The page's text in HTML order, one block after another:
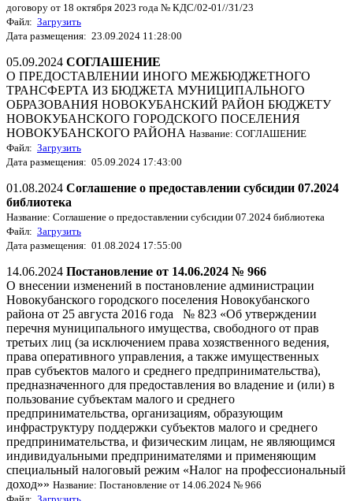
договору от 18 октября 2023 года № КДС/02-01//31/23
Файл: Загрузить
Дата размещения: 23.09.2024 11:28:00
05.09.2024 СОГЛАШЕНИЕ
О ПРЕДОСТАВЛЕНИИ ИНОГО МЕЖБЮДЖЕТНОГО
ТРАНСФЕРТА ИЗ БЮДЖЕТА МУНИЦИПАЛЬНОГО
ОБРАЗОВАНИЯ НОВОКУБАНСКИЙ РАЙОН БЮДЖЕТУ
НОВОКУБАНСКОГО ГОРОДСКОГО ПОСЕЛЕНИЯ
НОВОКУБАНСКОГО РАЙОНА Название: СОГЛАШЕНИЕ
Файл: Загрузить
Дата размещения: 05.09.2024 17:43:00
01.08.2024 Соглашение о предоставлении субсидии 07.2024
библиотека
Название: Соглашение о предоставлении субсидии 07.2024 библиотека
Файл: Загрузить
Дата размещения: 01.08.2024 17:55:00
14.06.2024 Постановление от 14.06.2024 № 966
О внесении изменений в постановление администрации
Новокубанского городского поселения Новокубанского
района от 25 августа 2016 года № 823 «Об утверждении
перечня муниципального имущества, свободного от прав
третьих лиц (за исключением права хозяственного ведения,
права оперативного управления, а также имущественных
прав субъектов малого и среднего предпринимательства),
предназначенного для предоставления во владение и (или) в
пользование субъектам малого и среднего
предпринимательства, организациям, образующим
инфраструктуру поддержки субъектов малого и среднего
предпринимательства, и физическим лицам, не являющимся
индивидуальными предпринимателями и применяющим
специальный налоговый режим «Налог на профессиональный
доход»» Название: Постановление от 14.06.2024 № 966